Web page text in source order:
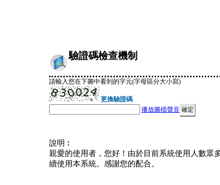
驗證碼檢查機制
請輸入您在下圖中看到的字元(字母區分大小寫)
更換驗證碼
播放圖檔聲音
說明︰
親愛的使用者，您好！由於目前系統使用人數眾
續使用本系統。感謝您的配合。